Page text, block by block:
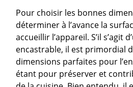
Pour choisir les bonnes
déterminer à l’avance la
accueillir l’appareil. S’il s’agit
encastrable, il est primordial
dimensions parfaites pour
étant pour préserver et